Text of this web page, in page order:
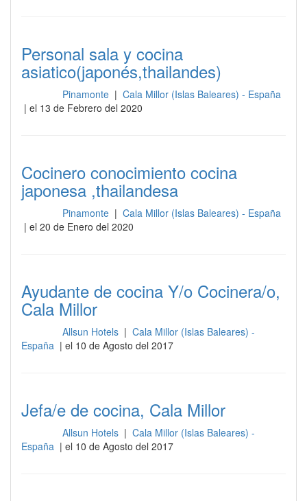
Personal sala y cocina
asiatico(japonés,thailandes)
Pinamonte | Cala Millor (Islas Baleares) - España
| el 13 de Febrero del 2020
Cocinero conocimiento cocina
japonesa ,thailandesa
Pinamonte | Cala Millor (Islas Baleares) - España
| el 20 de Enero del 2020
Ayudante de cocina Y/o Cocinera/o,
Cala Millor
Allsun Hotels | Cala Millor (Islas Baleares) -
España | el 10 de Agosto del 2017
Jefa/e de cocina, Cala Millor
Allsun Hotels | Cala Millor (Islas Baleares) -
España | el 10 de Agosto del 2017